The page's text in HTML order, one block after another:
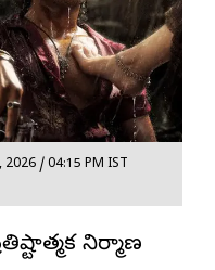
2026 / 04:15 PM IST
నిర్మాణ